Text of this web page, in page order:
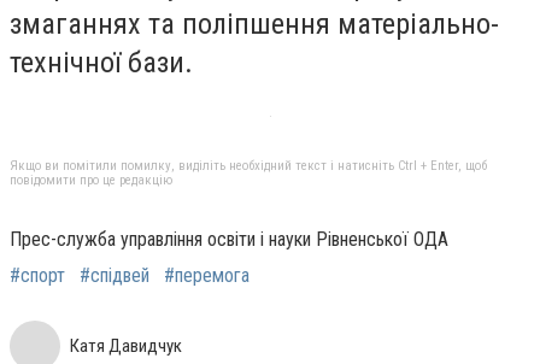
змаганнях та поліпшення матеріально-
технічної бази.
Якщо ви помітили помилку, виділіть необхідний текст і натисніть Ctrl + Enter, щоб
повідомити про це редакцію
Прес-служба управління освіти і науки Рівненської ОДА
#спорт
#спідвей #перемога
Катя Давидчук